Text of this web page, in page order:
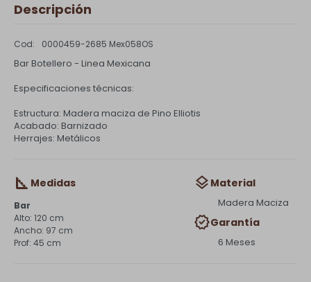
Descripción
0000459-2685 Mex058OS
Bar Botellero - Linea Mexicana
Especificaciones técnicas:
Estructura: Madera maciza de Pino Elliotis
Acabado: Barnizado
Herrajes: Metálicos
Medidas
Bar
120 cm
97 cm
45 cm
Material
Madera Maciza
Garantía
6 Meses